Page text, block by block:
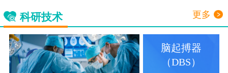
科研技术 更多
脑起搏器
（DBS）